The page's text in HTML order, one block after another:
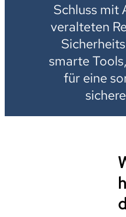
Schluss mit
veralteten
smarte
für eine